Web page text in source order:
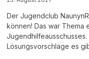
Der Jugendclub
können! Das war Thema
Lösungsvorschläge es